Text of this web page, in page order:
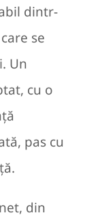
dintr-
se
Un
cu o
pas cu
din